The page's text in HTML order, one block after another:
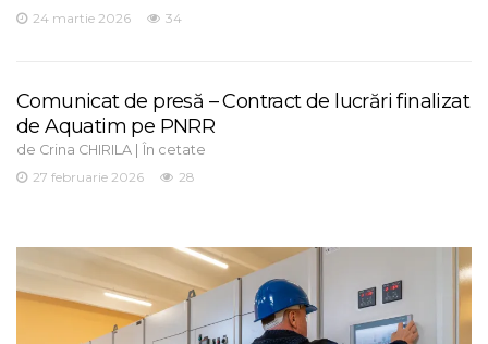
24 martie 2026
34
Comunicat de presă – Contract de lucrări finalizat
de Aquatim pe PNRR
de Crina CHIRILA | În cetate
27 februarie 2026
28